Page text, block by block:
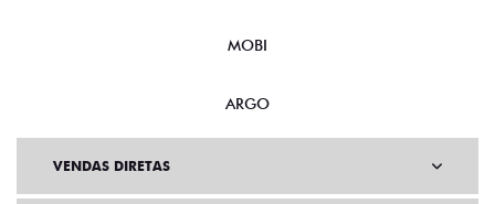
MOBI
ARGO
VENDAS DIRETAS